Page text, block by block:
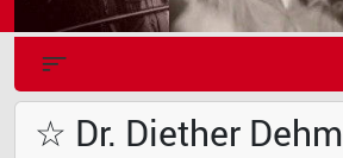
☆ Dr. Diether Dehm